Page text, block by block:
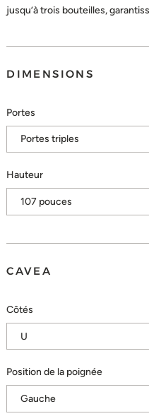
jusqu’à trois bouteilles,
DIMENSIONS
Portes
Hauteur
CAVEA
Côtés
Position de la poignée